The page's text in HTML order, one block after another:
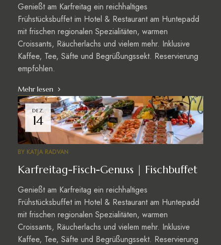
Genießt am Karfreitag ein reichhaltiges
Frühstücksbuffet im Hotel & Restaurant am Huntepadd
mit frischen regionalen Spezialitäten, warmen
Croissants, Räucherlachs und vielem mehr. Inklusive
Kaffee, Tee, Säfte und Begrüßungssekt. Reservierung
empfohlen.
Mehr lesen
DEZ.
14
BY KATJA RADVAN
Karfreitag-Fisch-Genuss | Fischbuffet
Genießt am Karfreitag ein reichhaltiges
Frühstücksbuffet im Hotel & Restaurant am Huntepadd
mit frischen regionalen Spezialitäten, warmen
Croissants, Räucherlachs und vielem mehr. Inklusive
Kaffee, Tee, Säfte und Begrüßungssekt. Reservierung